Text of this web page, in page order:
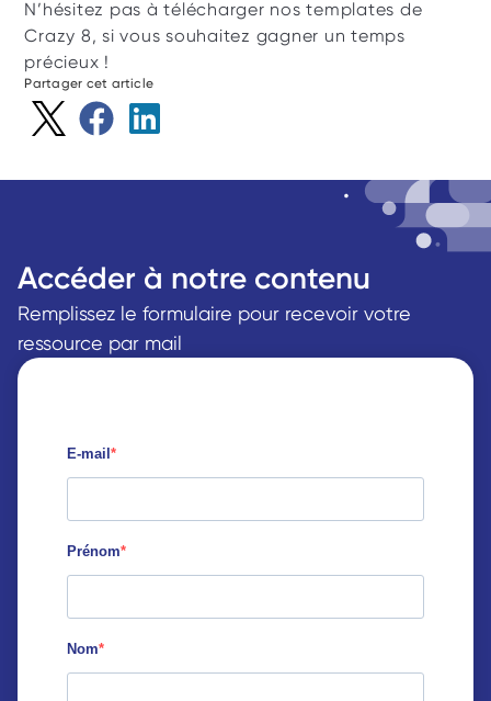
N’hésitez pas à télécharger nos templates de
Crazy 8, si vous souhaitez gagner un temps
précieux !
Partager cet article
Accéder à notre contenu
Remplissez le formulaire pour recevoir votre
ressource par mail